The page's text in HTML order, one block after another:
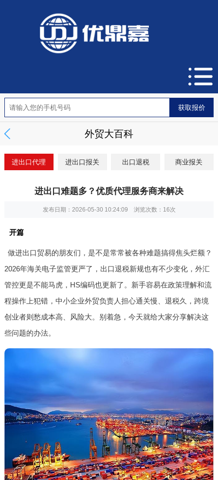
外贸大百科
进出口代理 进出口报关 出口退税 商业报关
进出口难题多？优质代理服务商来解决
发布日期：2026-05-30 10:24:09 浏览次数： 16次
开篇
做进出口贸易的朋友们，是不是常常被各种难题搞得焦头烂额？
2026年海关电子监管更严了，出口退税新规也有不少变化，外汇
管控更是不能马虎，HS编码也更新了。新手容易在政策理解和流
程操作上犯错，中小企业外贸负责人担心通关慢、退税久，跨境
创业者则愁成本高、风险大。别着急，今天就给大家分享解决这
些问题的办法。